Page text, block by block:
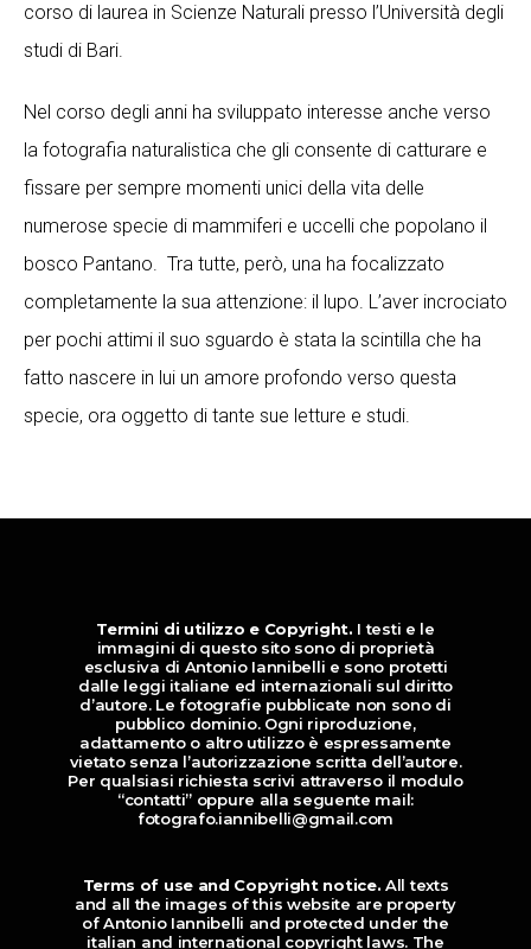
corso di laurea in Scienze Naturali presso l’Università degli
studi di Bari.
Nel corso degli anni ha sviluppato interesse anche verso
la fotografia naturalistica che gli consente di catturare e
fissare per sempre momenti unici della vita delle
numerose specie di mammiferi e uccelli che popolano il
bosco Pantano. Tra tutte, però, una ha focalizzato
completamente la sua attenzione: il lupo. L’aver incrociato
per pochi attimi il suo sguardo è stata la scintilla che ha
fatto nascere in lui un amore profondo verso questa
specie, ora oggetto di tante sue letture e studi.
Termini di utilizzo e Copyright. I testi e le
immagini di questo sito sono di proprietà
esclusiva di Antonio Iannibelli e sono protetti
dalle leggi italiane ed internazionali sul diritto
d’autore. Le fotografie pubblicate non sono di
pubblico dominio. Ogni riproduzione,
adattamento o altro utilizzo è espressamente
vietato senza l’autorizzazione scritta dell’autore.
Per qualsiasi richiesta scrivi attraverso il modulo
“contatti” oppure alla seguente mail:
fotografo.iannibelli@gmail.com
Terms of use and Copyright notice. All texts
and all the images of this website are property
of Antonio Iannibelli and protected under the
italian and international copyright laws. The